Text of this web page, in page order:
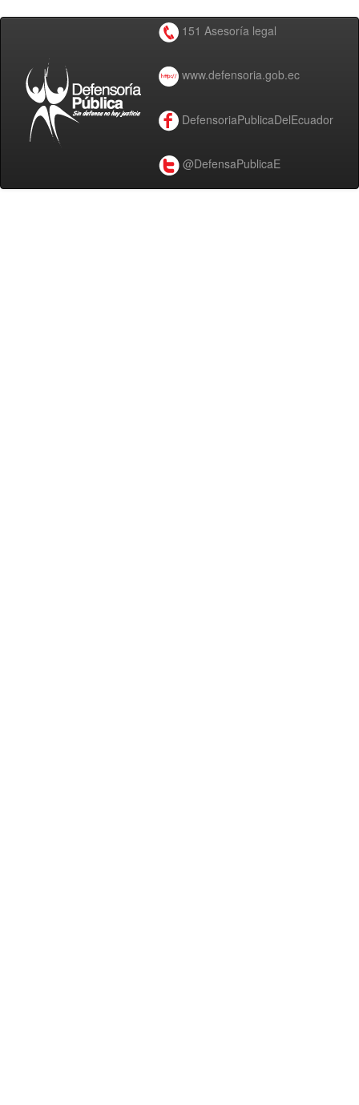
151 Asesoría legal
www.defensoria.gob.ec
DefensoriaPublicaDelEcuador
@DefensaPublicaE